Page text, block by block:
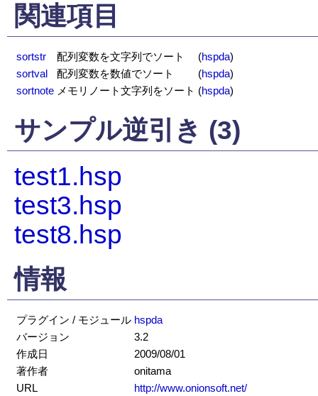
関連項目
sortstr 配列変数を文字列でソート (hspda)
sortval
配列変数を数値でソート (hspda)
sortnote メモリノート文字列をソート (hspda)
サンプル逆引き (3)
test1.hsp
test3.hsp
test8.hsp
情報
プラグイン / モジュール hspda
バージョン
3.2
作成日
2009/08/01
著作者
onitama
URL
http://www.onionsoft.net/